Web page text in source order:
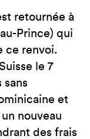
retournée à
au-Prince) qui
ce renvoi.
le 7
sans
et
nouveau
des frais